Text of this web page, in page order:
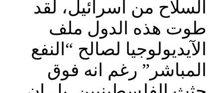
السلاح من اسرائيل، لقد
طوت هذه الدول ملف
الآيديولوجيا لصالح “النفع
المباشر” رغم انه فوق